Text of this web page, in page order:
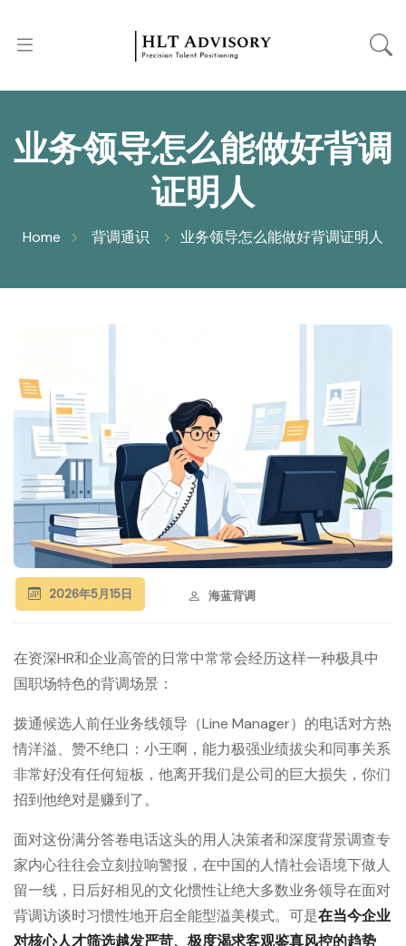
业务领导怎么能做好背调
证明人
Home 背调通识 业务领导怎么能做好背调证明人
2026年5月15日 海蓝背调
在资深HR和企业高管的日常中常常会经历这样一种极具中
国职场特色的背调场景：
拨通候选人前任业务线领导（Line Manager）的电话对方热
情洋溢、赞不绝口：小王啊，能力极强业绩拔尖和同事关系
非常好没有任何短板，他离开我们是公司的巨大损失，你们
招到他绝对是赚到了。
面对这份满分答卷电话这头的用人决策者和深度背景调查专
家内心往往会立刻拉响警报，在中国的人情社会语境下做人
留一线，日后好相见的文化惯性让绝大多数业务领导在面对
背调访谈时习惯性地开启全能型溢美模式。可是在当今企业
对核心人才筛选越发严苛、极度渴求客观鉴真风控的趋势